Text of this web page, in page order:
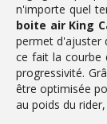
n'importe quel
boite air King
permet d'ajuster
ce fait la courbe
progressivité.
être optimisée
au poids du